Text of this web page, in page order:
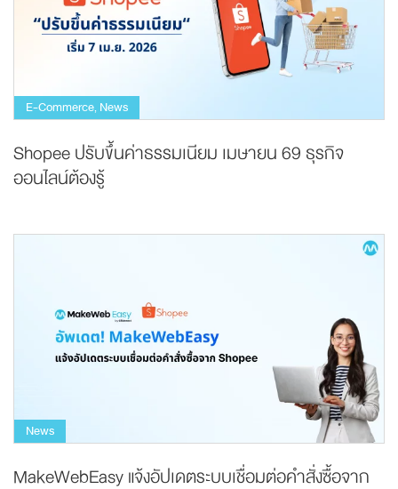
E-Commerce, News
Shopee ปรับขึ้นค่าธรรมเนียม เมษายน 69 ธุรกิจ
ออนไลน์ต้องรู้
News
MakeWebEasy แจ้งอัปเดตระบบเชื่อมต่อคำสั่งซื้อจาก